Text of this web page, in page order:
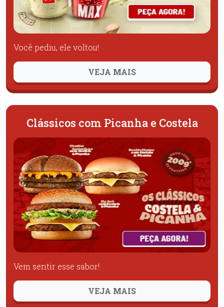
Você pediu, ele voltou!
VEJA MAIS
Clássicos com Picanha e Costela
Vem sentir esse sabor!
VEJA MAIS